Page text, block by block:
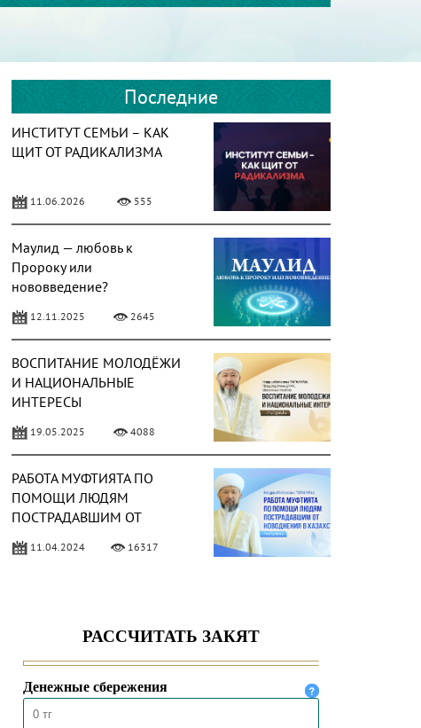
Последние
ИНСТИТУТ СЕМЬИ – КАК
ЩИТ ОТ РАДИКАЛИЗМА
11.06.2026 555
Маулид — любовь к
Пророку или
нововведение?
12.11.2025 2645
ВОСПИТАНИЕ МОЛОДЁЖИ
И НАЦИОНАЛЬНЫЕ
ИНТЕРЕСЫ
19.05.2025 4088
РАБОТА МУФТИЯТА ПО
ПОМОЩИ ЛЮДЯМ
ПОСТРАДАВШИМ ОТ
КАЗАХСТАНЕ
11.04.2024 16317
16.12.2023 20971
ДЕНЬ РЕСПУБЛИКИ –